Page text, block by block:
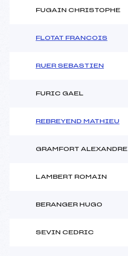
FUGAIN CHRISTOPHE
FLOTAT FRANCOIS
RUER SEBASTIEN
FURIC GAEL
REBREYEND MATHIEU
GRAMFORT ALEXANDRE
LAMBERT ROMAIN
BERANGER HUGO
SEVIN CEDRIC